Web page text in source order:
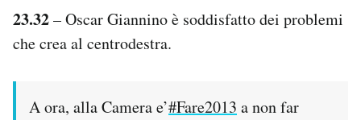
23.32– Oscar Giannino è soddisfatto dei problemi
che crea al centrodestra.
A ora, alla Camera e’#Fare2013 a non far